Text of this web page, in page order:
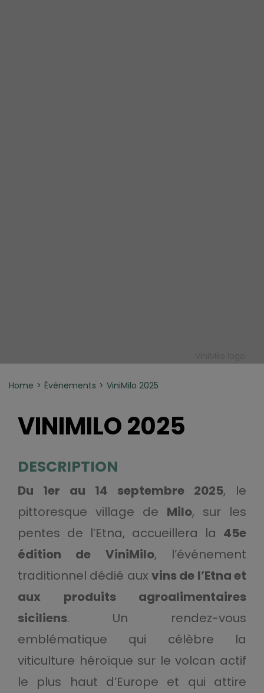
Home Événements ViniMilo 2025
VINIMILO 2025
DESCRIPTION
Du 1er au 14 septembre 2025, le
pittoresque village de Milo, sur les
pentes de l’Etna, accueillera la 45e
édition de ViniMilo, l’événement
traditionnel dédié aux vins de l’Etna et
aux produits agroalimentaires
siciliens. Un rendez-vous
emblématique qui célèbre la
viticulture héroïque sur le volcan actif
le plus haut d’Europe et qui attire